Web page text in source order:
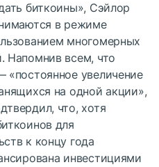
биткоины», Сэйлор
в режиме
многомерных
Напомнив всем, что
увеличение
на одной акции»,
что, хотя
для
к концу года
инвестициями